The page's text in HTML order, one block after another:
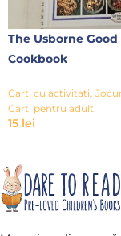
The Usborne
Cookbook
Carti cu activitati,
Carti pentru adulti
15 lei